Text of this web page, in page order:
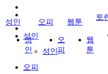
성인
성인
오피
성인
성
인
오피
오
피
웹툰
웹
툰
토